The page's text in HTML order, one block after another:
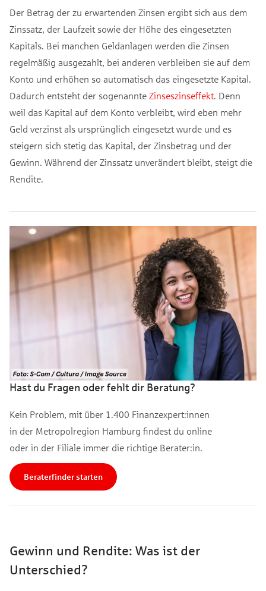
Der Betrag der zu erwartenden Zinsen ergibt sich aus dem
Zinssatz, der Laufzeit sowie der Höhe des eingesetzten
Kapitals. Bei manchen Geldanlagen werden die Zinsen
regelmäßig ausgezahlt, bei anderen verbleiben sie auf dem
Konto und erhöhen so automatisch das eingesetzte Kapital.
Dadurch entsteht der sogenannte Zinseszinseffekt. Denn
weil das Kapital auf dem Konto verbleibt, wird eben mehr
Geld verzinst als ursprünglich eingesetzt wurde und es
steigern sich stetig das Kapital, der Zinsbetrag und der
Gewinn. Während der Zinssatz unverändert bleibt, steigt die
Rendite.
Hast du Fragen oder fehlt dir Beratung?
Kein Problem, mit über 1.400 Finanzexpert:innen
in der Metropolregion Hamburg findest du online
oder in der Filiale immer die richtige Berater:in.
Beraterfinder starten
Gewinn und Rendite: Was ist der
Unterschied?